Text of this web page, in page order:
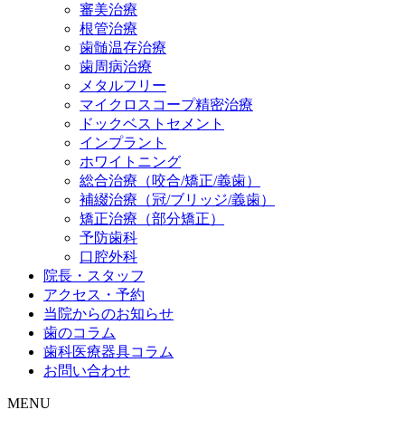
審美治療
根管治療
歯髄温存治療
歯周病治療
メタルフリー
マイクロスコープ精密治療
ドックベストセメント
インプラント
ホワイトニング
総合治療（咬合/矯正/義歯）
補綴治療（冠/ブリッジ/義歯）
矯正治療（部分矯正）
予防歯科
口腔外科
院長・スタッフ
アクセス・予約
当院からのお知らせ
歯のコラム
歯科医療器具コラム
お問い合わせ
MENU